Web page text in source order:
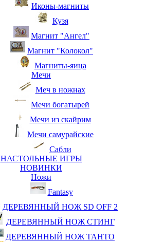
Иконы-магниты
Кузя
Магнит "Ангел"
Магнит "Колокол"
Магниты-яица
Мечи
Меч в ножнах
Мечи богатырей
Мечи из скайрим
Мечи самурайские
Сабли
НАСТОЛЬНЫЕ ИГРЫ
НОВИНКИ
Ножи
Fantasy
ДЕРЕВЯННЫЙ НОЖ SD OFF 2
ДЕРЕВЯННЫЙ НОЖ СТИНГ
ДЕРЕВЯННЫЙ НОЖ ТАНТО